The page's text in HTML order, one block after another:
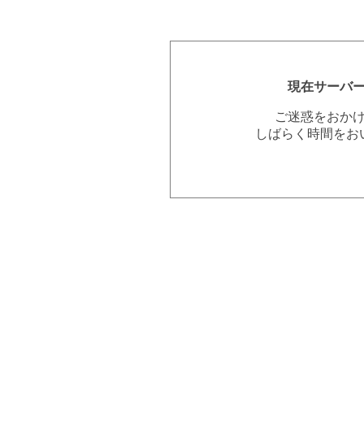
現在サーバ
ご迷惑をおか
しばらく時間を